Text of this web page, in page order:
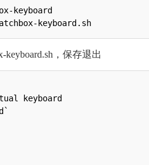
keyboard
keyboard.sh，保存退出
keyboard